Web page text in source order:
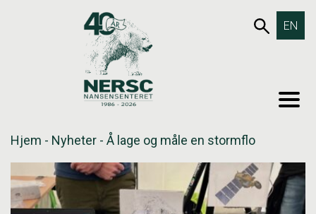
653SØK
EN
Hjem - Nyheter - Å lage og måle en stormflo